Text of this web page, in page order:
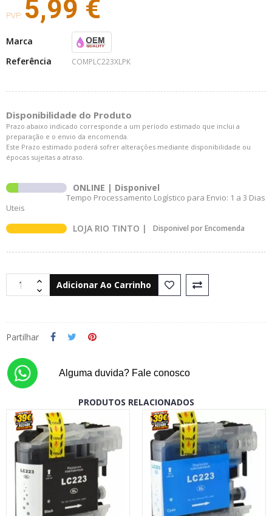
PVP: 5,99 €
Marca
Referência
COMPLC223XLPK
Disponibilidade do Produto
Prazo abaixo indicado corresponde a um período estimado que inclui a
preparação e o envio da encomenda.
Este Prazo estimado poderá sofrer alterações mediante disponibilidade ou
épocas sujeitas a atraso.
ONLINE | Disponivel
Tempo Processamento Logístico para Envio: 1 a 3 Dias
Uteis
LOJA RIO TINTO | Disponivel por Encomenda
Adicionar Ao Carrinho
Partilhar
Alguma duvida? Fale conosco
PRODUTOS RELACIONADOS